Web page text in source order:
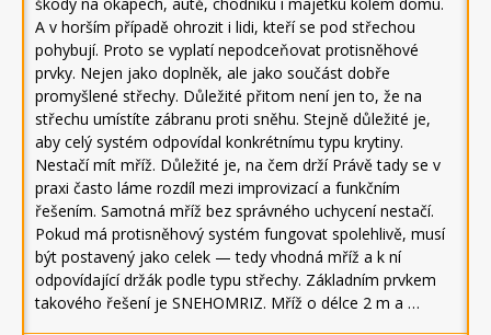
A v horším případě ohrozit i lidi, kteří se pod střechou
pohybují. Proto se vyplatí nepodceňovat protisněhové
prvky. Nejen jako doplněk, ale jako součást dobře
promyšlené střechy. Důležité přitom není jen to, že na
střechu umístíte zábranu proti sněhu. Stejně důležité je,
aby celý systém odpovídal konkrétnímu typu krytiny.
Nestačí mít mříž. Důležité je, na čem drží Právě tady se v
praxi často láme rozdíl mezi improvizací a funkčním
řešením. Samotná mříž bez správného uchycení nestačí.
Pokud má protisněhový systém fungovat spolehlivě, musí
být postavený jako celek — tedy vhodná mříž a k ní
odpovídající držák podle typu střechy. Základním prvkem
takového řešení je SNEHOMRIZ. Mříž o délce 2 m a …